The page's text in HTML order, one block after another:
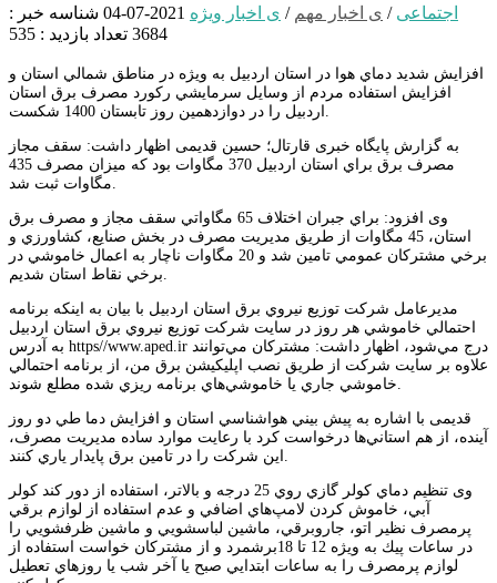
اجتماعی / ی اخبار مهم / ی اخبار ویژه 2021-07-04
شناسه خبر :
3684 تعداد بازدید : 535
افزايش شديد دماي هوا در استان اردبيل به ويژه در مناطق شمالي استان و
افزايش استفاده مردم از وسايل سرمايشي ركورد مصرف برق استان
به گزارش پایگاه خبری قارتال؛ حسین قدیمی اظهار داشت: سقف مجاز
مصرف برق براي استان اردبيل 370 مگاوات بود كه ميزان مصرف 435
وی افزود: براي جبران اختلاف 65 مگاواتي سقف مجاز و مصرف برق
استان، 45 مگاوات از طريق مديريت مصرف در بخش صنايع، كشاورزي و
برخي مشتركان عمومي تامين شد و 20 مگاوات ناچار به اعمال خاموشي در
مديرعامل شركت توزيع نيروي برق استان اردبيل با بيان به اينكه برنامه
احتمالي خاموشي هر روز در سايت شركت توزيع نيروي برق استان اردبيل
به آدرس https//www.aped.ir درج مي‌شود، اظهار داشت: مشتركان مي‌توانند
علاوه بر سايت شركت از طريق نصب اپليكيشن برق من، از برنامه احتمالي
قدیمی با اشاره به پيش بيني هواشناسي استان و افزايش دما طي دو روز
آينده، از هم استاني‌ها درخواست كرد با رعايت موارد ساده مديريت مصرف،
وی تنظيم دماي كولر گازي روي 25 درجه و بالاتر، استفاده از دور كند كولر
آبي، خاموش کردن لامپ‌هاي اضافي و عدم استفاده از لوازم برقي
پرمصرف نظير اتو، جاروبرقي، ماشين لباسشويي و ماشين ظرفشويي را
در ساعات پيك به ويژه 12 تا 18برشمرد و از مشتركان خواست استفاده از
لوازم پرمصرف را به ساعات ابتدايي صبح يا آخر شب يا روزهاي تعطيل